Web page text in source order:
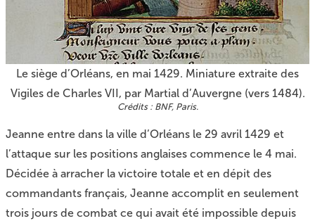
Le siège d’Orléans, en mai 1429. Miniature extraite des
Vigiles de Charles VII, par Martial d’Auvergne (vers 1484).
BNF, Paris.
Jeanne entre dans la ville d’Orléans le 29 avril 1429 et
l’attaque sur les positions anglaises commence le 4 mai.
Décidée à arracher la victoire totale et en dépit des
commandants français, Jeanne accomplit en seulement
trois jours de combat ce qui avait été impossible depuis